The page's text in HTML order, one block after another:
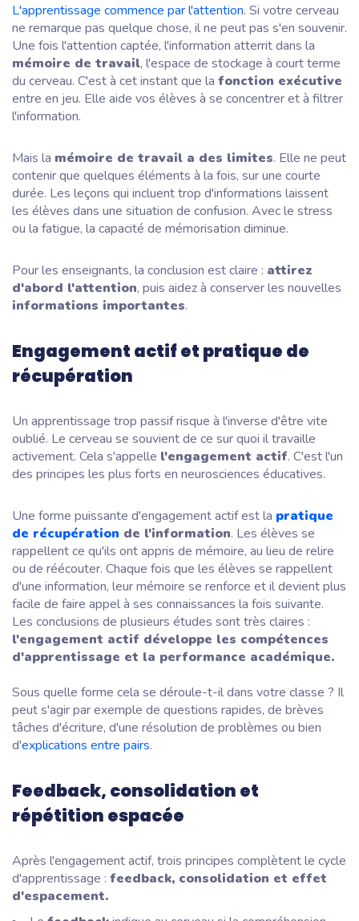
L'apprentissage commence par l'attention. Si votre cerveau
ne remarque pas quelque chose, il ne peut pas s'en souvenir.
Une fois l'attention captée, l'information atterrit dans la
mémoire de travail, l'espace de stockage à court terme
du cerveau. C'est à cet instant que la fonction exécutive
entre en jeu. Elle aide vos élèves à se concentrer et à filtrer
l'information.
Mais la mémoire de travail a des limites. Elle ne peut
contenir que quelques éléments à la fois, sur une courte
durée. Les leçons qui incluent trop d'informations laissent
les élèves dans une situation de confusion. Avec le stress
ou la fatigue, la capacité de mémorisation diminue.
Pour les enseignants, la conclusion est claire : attirez
d'abord l'attention, puis aidez à conserver les nouvelles
informations importantes.
Engagement actif et pratique de
récupération
Un apprentissage trop passif risque à l'inverse d'être vite
oublié. Le cerveau se souvient de ce sur quoi il travaille
activement. Cela s'appelle l'engagement actif. C'est l'un
des principes les plus forts en neurosciences éducatives.
Une forme puissante d'engagement actif est la pratique
de récupération de l'information. Les élèves se
rappellent ce qu'ils ont appris de mémoire, au lieu de relire
ou de réécouter. Chaque fois que les élèves se rappellent
d'une information, leur mémoire se renforce et il devient plus
facile de faire appel à ses connaissances la fois suivante.
Les conclusions de plusieurs études sont très claires :
l'engagement actif développe les compétences
d'apprentissage et la performance académique.
Sous quelle forme cela se déroule-t-il dans votre classe ? Il
peut s'agir par exemple de questions rapides, de brèves
tâches d'écriture, d'une résolution de problèmes ou bien
d'explications entre pairs.
Feedback, consolidation et
répétition espacée
Après l'engagement actif, trois principes complètent le cycle
d'apprentissage : feedback, consolidation et effet
d'espacement.